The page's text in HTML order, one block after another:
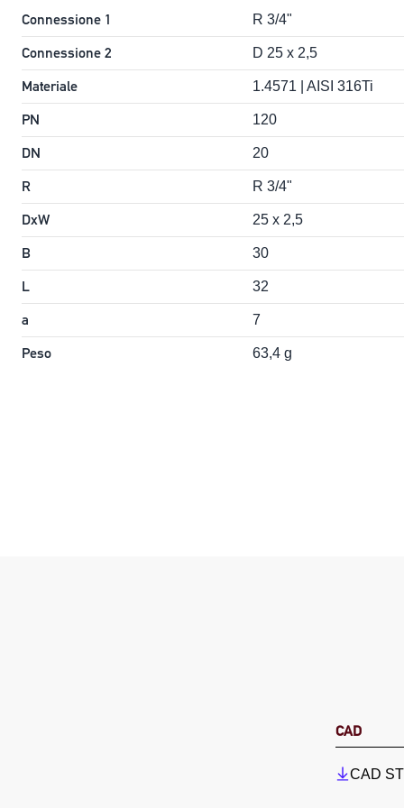
Connessione 1 R 3/4"
Connessione 2 D 25 x 2,5
Materiale 1.4571 | AISI 316Ti
PN 120
DN 20
R R 3/4"
DxW 25 x 2,5
B 30
L 32
a 7
Peso 63,4 g
CAD
CAD